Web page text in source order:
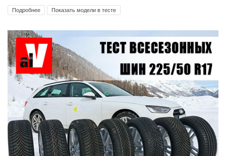
Подробнее Показать модели в тесте